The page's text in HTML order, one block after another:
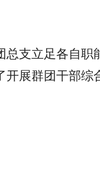
总支立 足各自职
开展群团干部综